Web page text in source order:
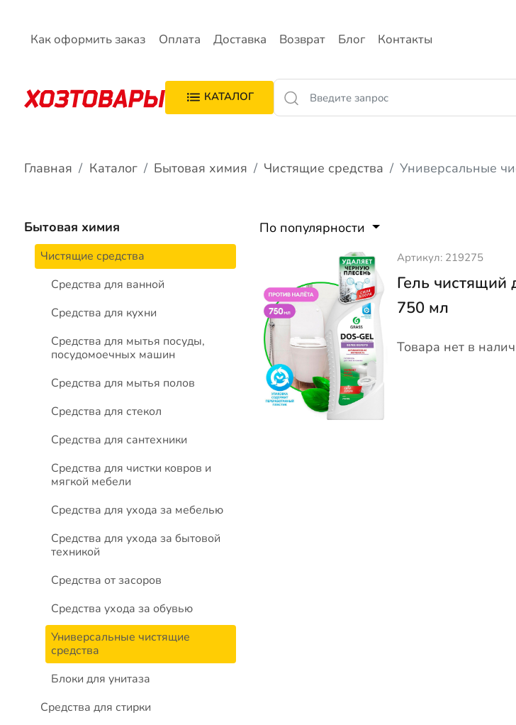
Как оформить заказ Оплата Доставка Возврат Блог Контакты
КАТАЛОГ
Главная Каталог Бытовая химия Чистящие средства Универсальные
Бытовая химия
Чистящие средства
Средства для ванной
Средства для кухни
Средства для мытья посуды,
посудомоечных машин
Средства для мытья полов
Средства для стекол
Средства для сантехники
Средства для чистки ковров и
мягкой мебели
Средства для ухода за мебелью
Средства для ухода за бытовой
техникой
Средства от засоров
Средства ухода за обувью
Универсальные чистящие
средства
Блоки для унитаза
Средства для стирки
По популярности
Артикул: 219275
Гель
750 мл
Товара нет в